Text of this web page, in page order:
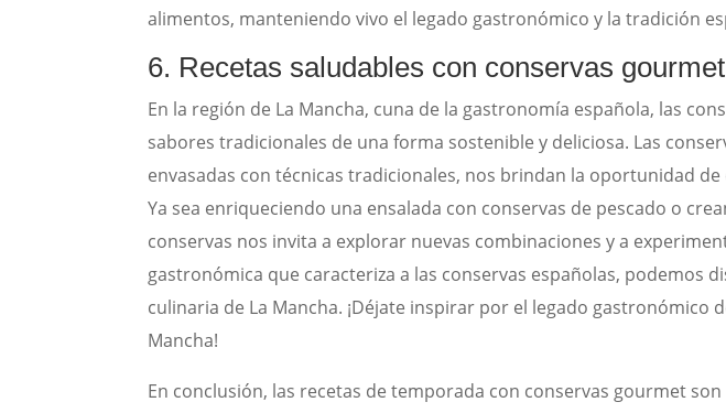
alimentos, manteniendo vivo el legado gastronómico y la tradición
6. Recetas saludables con conservas
En la región de La Mancha, cuna de la gastronomía española, las
sabores tradicionales de una forma sostenible y deliciosa. Las
envasadas con técnicas tradicionales, nos brindan la oportunidad
Ya sea enriqueciendo una ensalada con conservas de pescado o
conservas nos invita a explorar nuevas combinaciones y a
gastronómica que caracteriza a las conservas españolas, podemos
culinaria de La Mancha. ¡Déjate inspirar por el legado
Mancha!
En conclusión, las recetas de temporada con conservas gourmet